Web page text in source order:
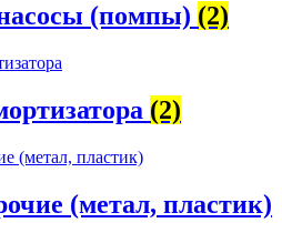
(помпы) (2)
(2)
(метал, пластик)